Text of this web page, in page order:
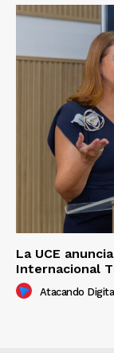
La UCE
Internacional
Atacando